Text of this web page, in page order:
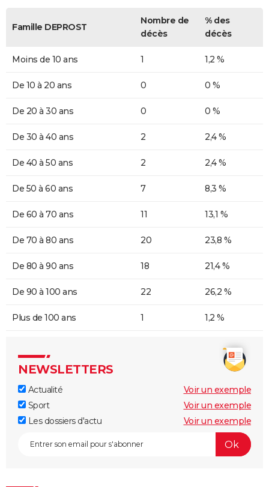
Famille DEPROST
Nombre de
décès
% des
décès
Moins de 10 ans 1 1,2 %
De 10 à 20 ans 0 0 %
De 20 à 30 ans 0 0 %
De 30 à 40 ans 2 2,4 %
De 40 à 50 ans 2 2,4 %
De 50 à 60 ans 7 8,3 %
De 60 à 70 ans 11 13,1 %
De 70 à 80 ans 20 23,8 %
De 80 à 90 ans 18 21,4 %
De 90 à 100 ans 22 26,2 %
Plus de 100 ans 1 1,2 %
NEWSLETTERS
Actualité
Voir un exemple
Sport
Voir un exemple
Les dossiers d'actu
Voir un exemple